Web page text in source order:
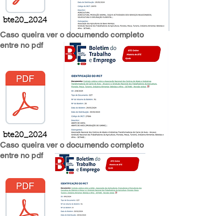
bte20_2024
Caso queira ver o documendo completo
entre no pdf
Caso queira ver o documendo completo
entre no pdf
bte20_2024